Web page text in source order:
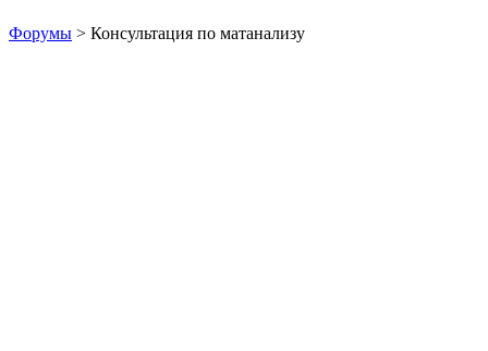
Форумы > Консультация по матанализу